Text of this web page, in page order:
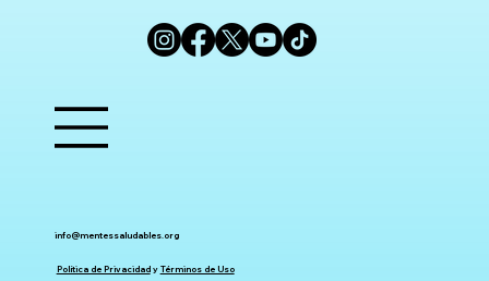
info@mentessaludables.org
Política de Privacidady Términos de Uso